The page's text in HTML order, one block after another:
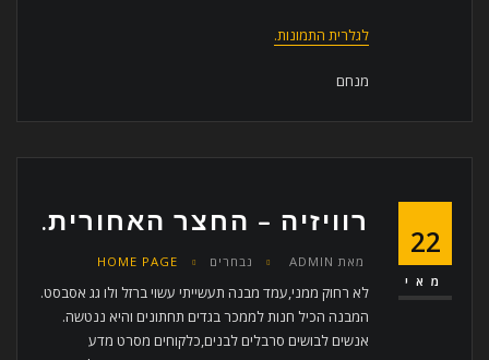
לגלרית התמונות.
מנחם
22
מאי
רוויזיה – החצר האחורית.
מאת ADMIN נבחרים HOME PAGE
לא רחוק ממני,עמד מבנה תעשייתי עשוי ברזל ולו גג אסבסט.
המבנה הכיל חנות לממכר בגדים תחתונים והיא ננטשה.
אנשים לבושים סרבלים לבנים,כלקוחים מסרט מדע